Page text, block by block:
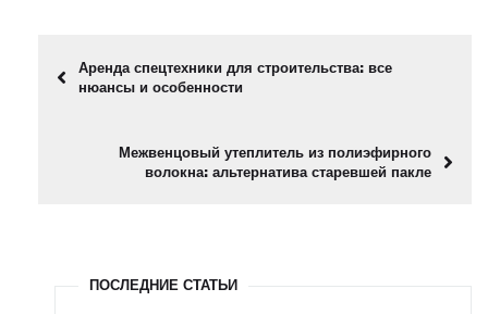
Аренда спецтехники для строительства: все
нюансы и особенности
Межвенцовый утеплитель из полиэфирного
волокна: альтернатива старевшей пакле
ПОСЛЕДНИЕ СТАТЬИ